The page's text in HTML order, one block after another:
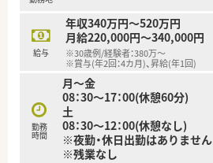
給与
年収340万円～520万円
月給220,000円～340,000円
※30歳例/経験者：380万～
※賞与(年2回：4カ月)、昇給(年1回)
勤務
時間
月～金
08：30～17：00(休憩60分)
土
08：30～12：00(休憩なし)
※夜勤・休日出勤はありません
※残業なし